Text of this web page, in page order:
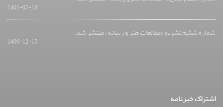
1401-07-18
شماره ششم نشریه «مطالعات هنر و رسانه» منتشر شد.
1400-12-15
اشتراک خبرنامه